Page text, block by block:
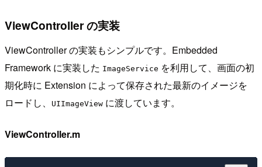
ViewController の実装
ViewController の実装もシンプルです。Embedded
Framework に実装した ImageService を利用して、画面の初
期化時に Extension によって保存された最新のイメージを
ロードし、
UIImageView に渡しています。
ViewController.m